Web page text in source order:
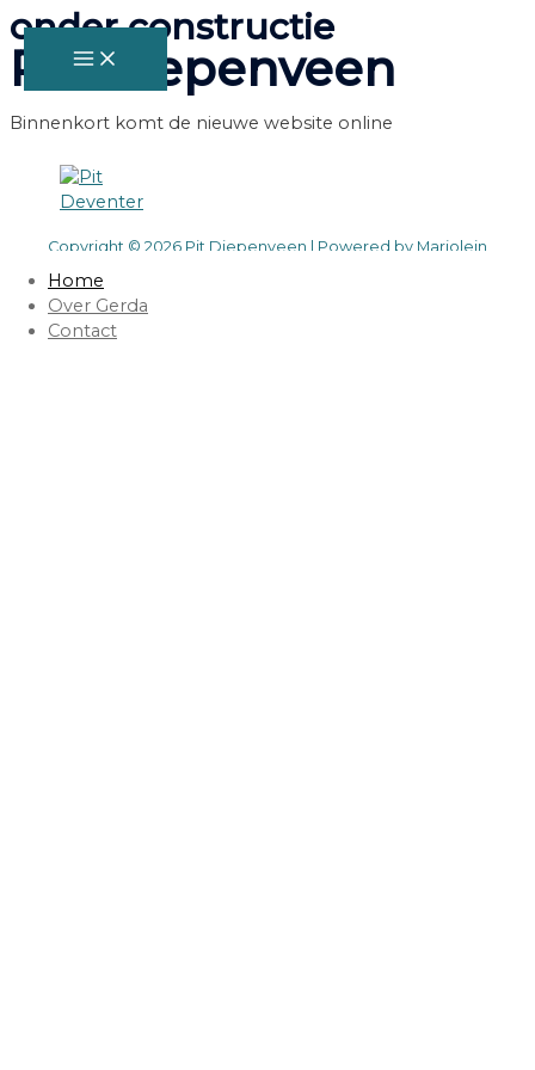
Doorgaan
naar
inhoud
MAIN
MENU
Home
Over Gerda
Contact
onder constructie
PiT Diepenveen
Binnenkort komt de nieuwe website online
Copyright © 2026 Pit Diepenveen | Powered by Marjolein